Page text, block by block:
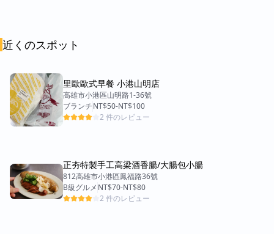
近くのスポット
里歐歐式早餐 小港山明店
高雄市小港區山明路1-36號
ブランチNT$50-NT$100
2 件のレビュー
正夯特製手工高梁酒香腸/大腸包小腸
812高雄市小港區鳳福路36號
B級グルメ NT$70-NT$80
2 件のレビュー